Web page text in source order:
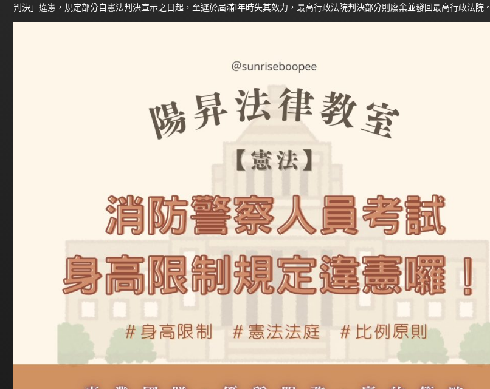
判決」違憲，規定部分自憲法判決宣示之日起，至遲於屆滿1年時失其效力，最高行政法院判決部分則廢棄並發回最高行政法院。